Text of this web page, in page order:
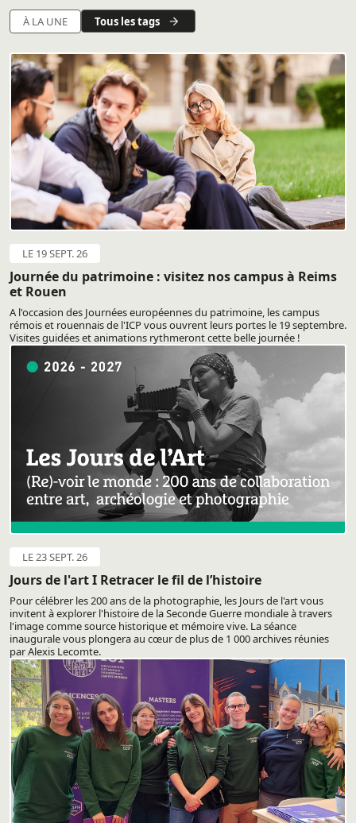
À LA UNE Tous les tags
LE 19 SEPT. 26
Journée du patrimoine : visitez nos campus à Reims
et Rouen
A l'occasion des Journées européennes du patrimoine, les campus
rémois et rouennais de l'ICP vous ouvrent leurs portes le 19 septembre.
Visites guidées et animations rythmeront cette belle journée !
LE 23 SEPT. 26
Jours de l'art I Retracer le fil de l’histoire
Pour célébrer les 200 ans de la photographie, les Jours de l'art vous
invitent à explorer l'histoire de la Seconde Guerre mondiale à travers
l'image comme source historique et mémoire vive. La séance
inaugurale vous plongera au cœur de plus de 1 000 archives réunies
par Alexis Lecomte.